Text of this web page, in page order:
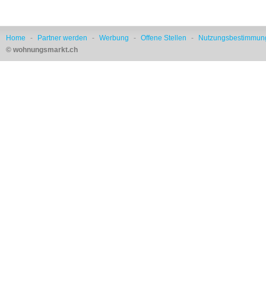
Home - Partner werden - Werbung - Offene Stellen -
© wohnungsmarkt.ch